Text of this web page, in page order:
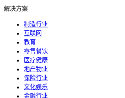
解决方案
制造行业
互联网
教育
零售餐饮
医疗健康
地产物业
保险行业
文化娱乐
金融行业